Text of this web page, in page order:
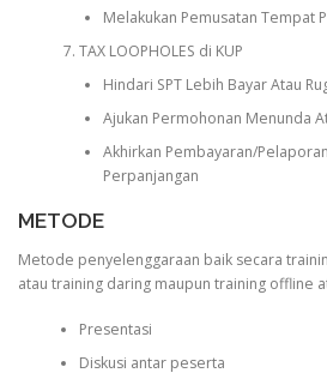
Melakukan Pemusatan Tempat
TAX LOOPHOLES di KUP
Hindari SPT Lebih Bayar Atau
Ajukan Permohonan Menunda
Akhirkan Pembayaran/
Perpanjangan
METODE
Metode penyelenggaraan baik secara
atau training daring maupun training offline
Presentasi
Diskusi antar peserta